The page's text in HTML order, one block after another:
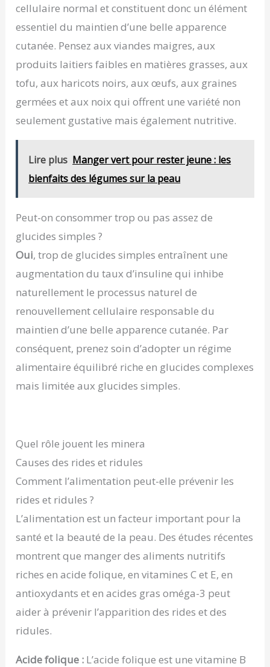
cellulaire normal et constituent donc un élément
essentiel du maintien d’une belle apparence
cutanée. Pensez aux viandes maigres, aux
produits laitiers faibles en matières grasses, aux
tofu, aux haricots noirs, aux œufs, aux graines
germées et aux noix qui offrent une variété non
seulement gustative mais également nutritive.
Lire plus Manger vert pour rester jeune : les
bienfaits des légumes sur la peau
Peut-on consommer trop ou pas assez de
glucides simples ?
Oui, trop de glucides simples entraînent une
augmentation du taux d’insuline qui inhibe
naturellement le processus naturel de
renouvellement cellulaire responsable du
maintien d’une belle apparence cutanée. Par
conséquent, prenez soin d’adopter un régime
alimentaire équilibré riche en glucides complexes
mais limitée aux glucides simples.
Quel rôle jouent les minera
Causes des rides et ridules
Comment l’alimentation peut-elle prévenir les
rides et ridules ?
L’alimentation est un facteur important pour la
santé et la beauté de la peau. Des études récentes
montrent que manger des aliments nutritifs
riches en acide folique, en vitamines C et E, en
antioxydants et en acides gras oméga-3 peut
aider à prévenir l’apparition des rides et des
ridules.
Acide folique : L’acide folique est une vitamine B